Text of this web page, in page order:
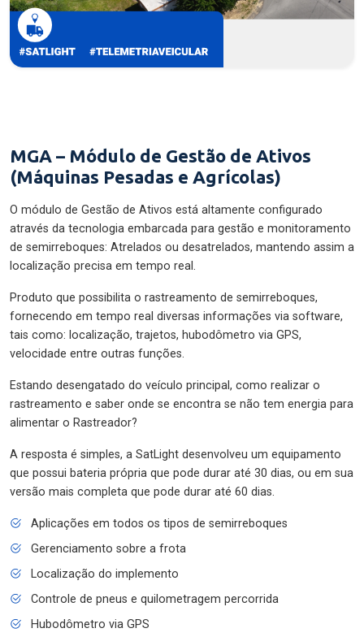
MGA – Módulo de Gestão de Ativos
(Máquinas Pesadas e Agrícolas)
O módulo de Gestão de Ativos está altamente configurado
através da tecnologia embarcada para gestão e monitoramento
de semirreboques: Atrelados ou desatrelados, mantendo assim a
localização precisa em tempo real.
Produto que possibilita o rastreamento de semirreboques,
fornecendo em tempo real diversas informações via software,
tais como: localização, trajetos, hubodômetro via GPS,
velocidade entre outras funções.
Estando desengatado do veículo principal, como realizar o
rastreamento e saber onde se encontra se não tem energia para
alimentar o Rastreador?
A resposta é simples, a SatLight desenvolveu um equipamento
que possui bateria própria que pode durar até 30 dias, ou em sua
versão mais completa que pode durar até 60 dias.
Aplicações em todos os tipos de semirreboques
Gerenciamento sobre a frota
Localização do implemento
Controle de pneus e quilometragem percorrida
Hubodômetro via GPS